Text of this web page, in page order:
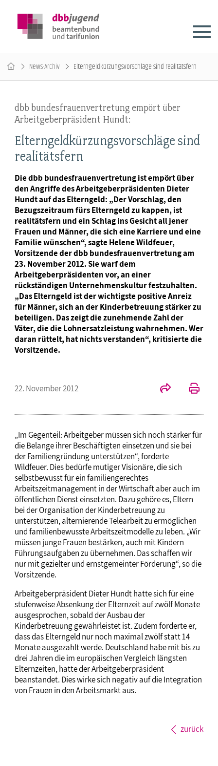
News-Archiv Elterngeldkürzungsvorschläge sind realitätsfern
dbb bundesfrauenvertretung empört über
Arbeitgeberpräsident Hundt:
Elterngeldkürzungsvorschläge sind
realitätsfern
Die dbb bundesfrauenvertretung ist empört über
den Angriffe des Arbeitgeberpräsidenten Dieter
Hundt auf das Elterngeld: „Der Vorschlag, den
Bezugszeitraum fürs Elterngeld zu kappen, ist
realitätsfern und ein Schlag ins Gesicht all jener
Frauen und Männer, die sich eine Karriere und eine
Familie wünschen“, sagte Helene Wildfeuer,
Vorsitzende der dbb bundesfrauenvertretung am
23. November 2012. Sie warf dem
Arbeitgeberpräsidenten vor, an einer
rückständigen Unternehmenskultur festzuhalten.
„Das Elterngeld ist der wichtigste positive Anreiz
für Männer, sich an der Kinderbetreuung stärker zu
beteiligen. Das zeigt die zunehmende Zahl der
Väter, die die Lohnersatzleistung wahrnehmen. Wer
daran rüttelt, hat nichts verstanden“, kritisierte die
Vorsitzende.
22. November 2012
„Im Gegenteil: Arbeitgeber müssen sich noch stärker für
die Belange ihrer Beschäftigten einsetzen und sie bei
der Familiengründung unterstützen“, forderte
Wildfeuer. Dies bedürfe mutiger Visionäre, die sich
selbstbewusst für ein familiengerechtes
Arbeitszeitmanagement in der Wirtschaft aber auch im
öffentlichen Dienst einsetzten. Dazu gehöre es, Eltern
bei der Organisation der Kinderbetreuung zu
unterstützen, alternierende Telearbeit zu ermöglichen
und familienbewusste Arbeitszeitmodelle zu leben. „Wir
müssen junge Frauen bestärken, auch mit Kindern
Führungsaufgaben zu übernehmen. Das schaffen wir
nur mit gezielter und ernstgemeinter Förderung“, so die
Vorsitzende.
Arbeitgeberpräsident Dieter Hundt hatte sich für eine
stufenweise Absenkung der Elternzeit auf zwölf Monate
ausgesprochen, sobald der Ausbau der
Kinderbetreuung gewährleistet ist. Zudem forderte er,
dass das Elterngeld nur noch maximal zwölf statt 14
Monate ausgezahlt werde. Deutschland habe mit bis zu
drei Jahren die im europäischen Vergleich längsten
Elternzeiten, hatte der Arbeitgeberpräsident
beanstandet. Dies wirke sich negativ auf die Integration
von Frauen in den Arbeitsmarkt aus.
zurück